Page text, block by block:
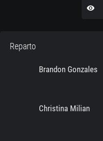
remove_red_eye
Reparto
Brandon Gonzales
Christina Milian